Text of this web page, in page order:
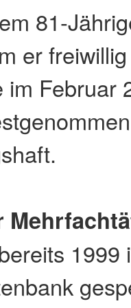
81-
er
Februar
1999